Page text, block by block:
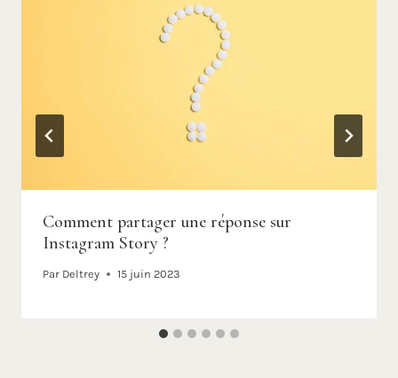
Comment partager une réponse sur
Instagram Story ?
Par Deltrey 15 juin 2023